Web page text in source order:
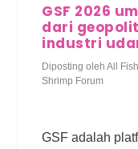
GSF 2026
dari
industri
Diposting olehAll
Shrimp Forum
GSF adalah